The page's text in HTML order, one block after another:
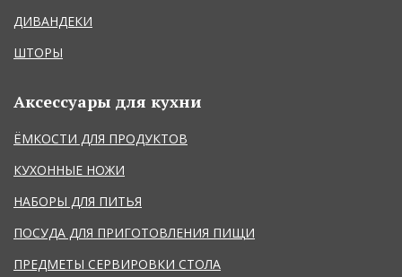
ДИВАНДЕКИ
ШТОРЫ
Аксессуары для кухни
ЁМКОСТИ ДЛЯ ПРОДУКТОВ
КУХОННЫЕ НОЖИ
НАБОРЫ ДЛЯ ПИТЬЯ
ПОСУДА ДЛЯ ПРИГОТОВЛЕНИЯ ПИЩИ
ПРЕДМЕТЫ СЕРВИРОВКИ СТОЛА